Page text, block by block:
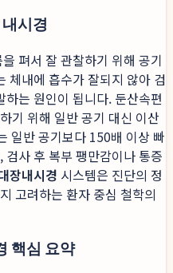
시경
펴서 잘 관찰하기 위해 공기
체내에 흡수가 잘되지 않아 검
는 원인이 됩니다. 둔산속편
기 위해 일반 공기 대신 이산
일반 공기보다 150배 이상 빠
사 후 복부 팽만감이나 통증
장내시경 시스템은 진단의 정
고려하는 환자 중심 철학의
핵심 요약